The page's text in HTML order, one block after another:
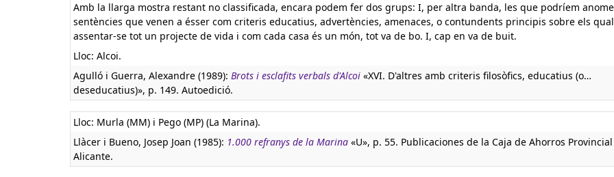
Amb la llarga mostra restant no classificada, encara podem fer dos grups: I, per altra banda, les que podríem
sentències que venen a ésser com criteris educatius, advertències, amenaces, o contundents principis sobre els
assentar-se tot un projecte de vida i com cada casa és un món, tot va de bo. I, cap en va de buit.
Lloc: Alcoi.
Agulló i Guerra, Alexandre (1989): Brots i esclafits verbals d'Alcoi «XVI. D'altres amb criteris filosòfics, educatius (o…
deseducatius)», p. 149. Autoedició.
Lloc: Murla (MM) i Pego (MP) (La Marina).
Llàcer i Bueno, Josep Joan (1985): 1.000 refranys de la Marina «U», p. 55. Publicaciones de la Caja de Ahorros
Alicante.